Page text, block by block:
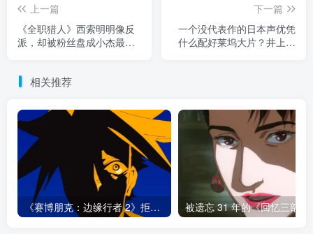
上一篇
《全职猎人》西索明明像反
派，却被粉丝盘成小杰最危
下一篇
一个没代表作的日本声优凭
什么配好莱坞大片？井上悟
相关推荐
《赛博朋克：边缘行者 2》拒绝复活大卫！续作最怕的不是换主角，而是向情怀低头！